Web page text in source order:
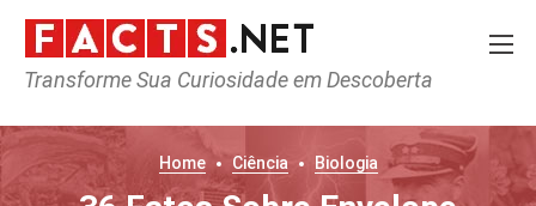
Transforme Sua Curiosidade em Descoberta
Home Ciência Biologia